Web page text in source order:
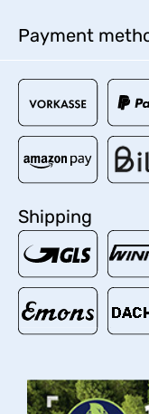
Payment
Shipping